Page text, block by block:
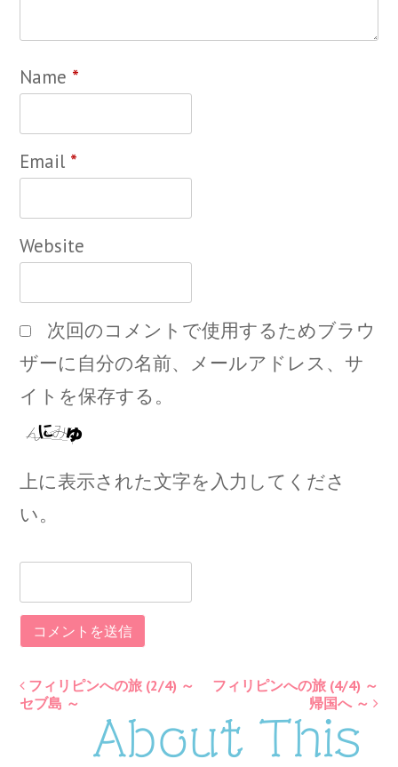
Name *
Email *
Website
次回のコメントで使用するためブラウ
ザーに自分の名前、メールアドレス、サ
イトを保存する。
上に表示された文字を入力してくださ
い。
Post
navigation
フィリピンへの旅 (2/4) ～
セブ島 ～
フィリピンへの旅 (4/4) ～
帰国へ ～
About This